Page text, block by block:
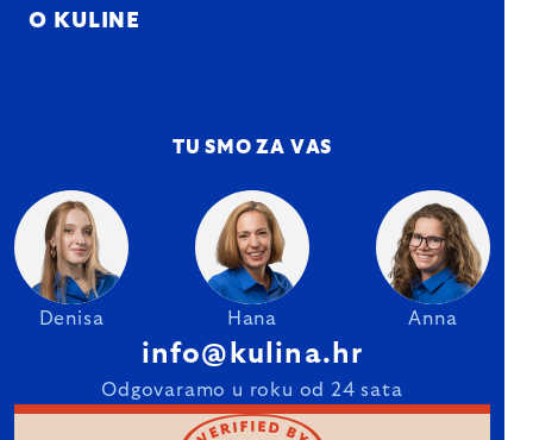
O KULINE
TU SMO ZA VAS
Denisa Hana Anna
info@kulina.hr
Odgovaramo u roku od 24 sata